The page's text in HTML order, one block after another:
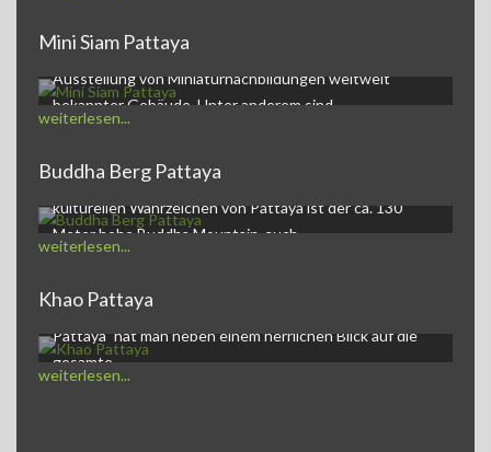
Mini Siam Pattaya
Mini Siam Pattaya - Themenpark Mini Siam ist eine
Ausstellung von Miniaturnachbildungen weltweit
bekannter Gebäude. Unter anderem sind…
weiterlesen...
Buddha Berg Pattaya
Buddha Mountain PattayaEines der auffälligsten,
kulturellen Wahrzeichen von Pattaya ist der ca. 130
Meter hohe Buddha Mountain, auch…
weiterlesen...
Khao Pattaya
Khao Pattaya und goldener BuddhaAuf dem Berg "Khao
Pattaya" hat man neben einem herrlichen Blick auf die
gesamte…
weiterlesen...